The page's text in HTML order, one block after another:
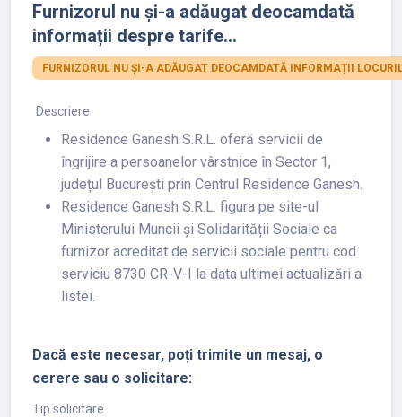
Furnizorul nu și-a adăugat deocamdată
informații despre tarife...
FURNIZORUL NU ȘI-A ADĂUGAT DEOCAMDATĂ INFORMAȚII
Descriere
Residence Ganesh S.R.L. oferă servicii de
îngrijire a persoanelor vârstnice în Sector 1,
județul București prin Centrul Residence Ganesh.
Residence Ganesh S.R.L. figura pe site-ul
Ministerului Muncii și Solidarității Sociale ca
furnizor acreditat de servicii sociale pentru cod
serviciu 8730 CR-V-I la data ultimei actualizări a
listei.
Dacă este necesar, poți trimite un mesaj, o
cerere sau o solicitare:
Tip solicitare